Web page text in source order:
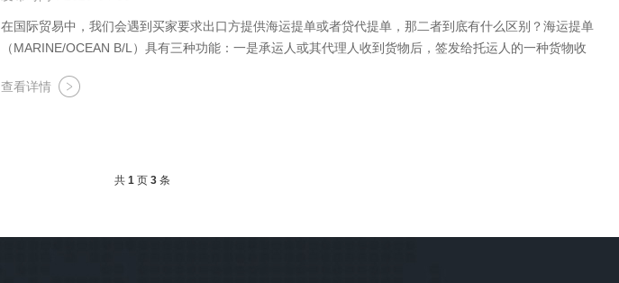
在国际贸易中，我们会遇到买家要求出口方提供海运提单或者贷代提单，那二者到底有什么区别？海运提单
（MARINE/OCEAN B/L）具有三种功能：一是承运人或其代理人收到货物后，签发给托运人的一种货物收
查看详情
共 1页 3条